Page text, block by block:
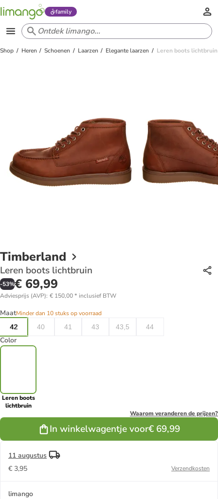
family
Shop Heren Schoenen Laarzen Elegante laarzen Leren boots lichtbruin
Timberland
Leren boots lichtbruin
-53%€ 69,99
Adviesprijs (AVP): € 150,00* inclusief BTW
MaatMinder dan 10 stuks op voorraad
42
40 41 43 43,5 44
Color
Leren boots
lichtbruin
Waarom veranderen de prijzen?
In winkelwagentje voor€ 69,99
11 augustus
€ 3,95
Verzendkosten
limango